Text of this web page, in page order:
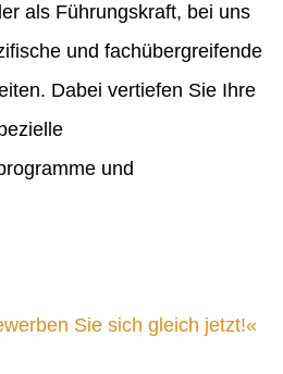
als Führungskraft, bei uns
und fachübergreifende
Dabei vertiefen Sie Ihre
und
Sie sich gleich jetzt!